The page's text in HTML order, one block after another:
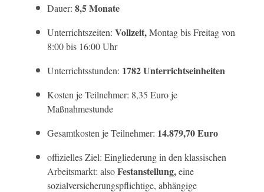
Dauer: 8,5 Monate
Unterrichtszeiten: Vollzeit,Montag bis Freitag von
8:00 bis 16:00 Uhr
Unterrichtsstunden: 1782 Unterrichtseinheiten
Kosten je Teilnehmer: 8,35 Euro je
Maßnahmestunde
Gesamtkosten je Teilnehmer: 14.879,70 Euro
offizielles Ziel: Eingliederung in den klassischen
Arbeitsmarkt: alsoFestanstellung,eine
sozialversicherungspflichtige, abhängige